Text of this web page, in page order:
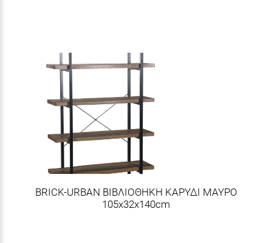
BRICK-URBAN ΒΙΒΛΙΟΘΗΚΗ ΚΑΡΥΔΙ ΜΑΥΡΟ
105x32x140cm